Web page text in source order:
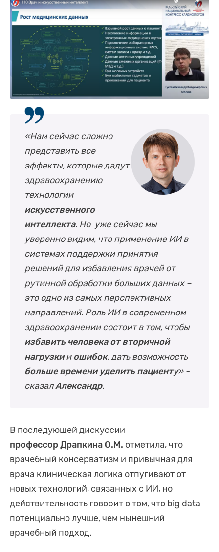
«Нам сейчас сложно
представить все
эффекты, которые дадут
здравоохранению
технологии
искусственного
интеллекта. Но уже сейчас мы
уверенно видим, что применение ИИ в
системах поддержки принятия
решений для избавления врачей от
рутинной обработки больших данных –
это одно из самых перспективных
направлений. Роль ИИ в современном
здравоохранении состоит в том, чтобы
избавить человека от вторичной
нагрузкииошибок, дать возможность
больше времени уделить пациенту» -
сказалАлександр.
В последующей дискуссии
профессор Драпкина О.М. отметила, что
врачебный консерватизм и привычная для
врача клиническая логика отпугивают от
новых технологий, связанных с ИИ, но
действительность говорит о том, что big data
потенциально лучше, чем нынешний
врачебный подход.